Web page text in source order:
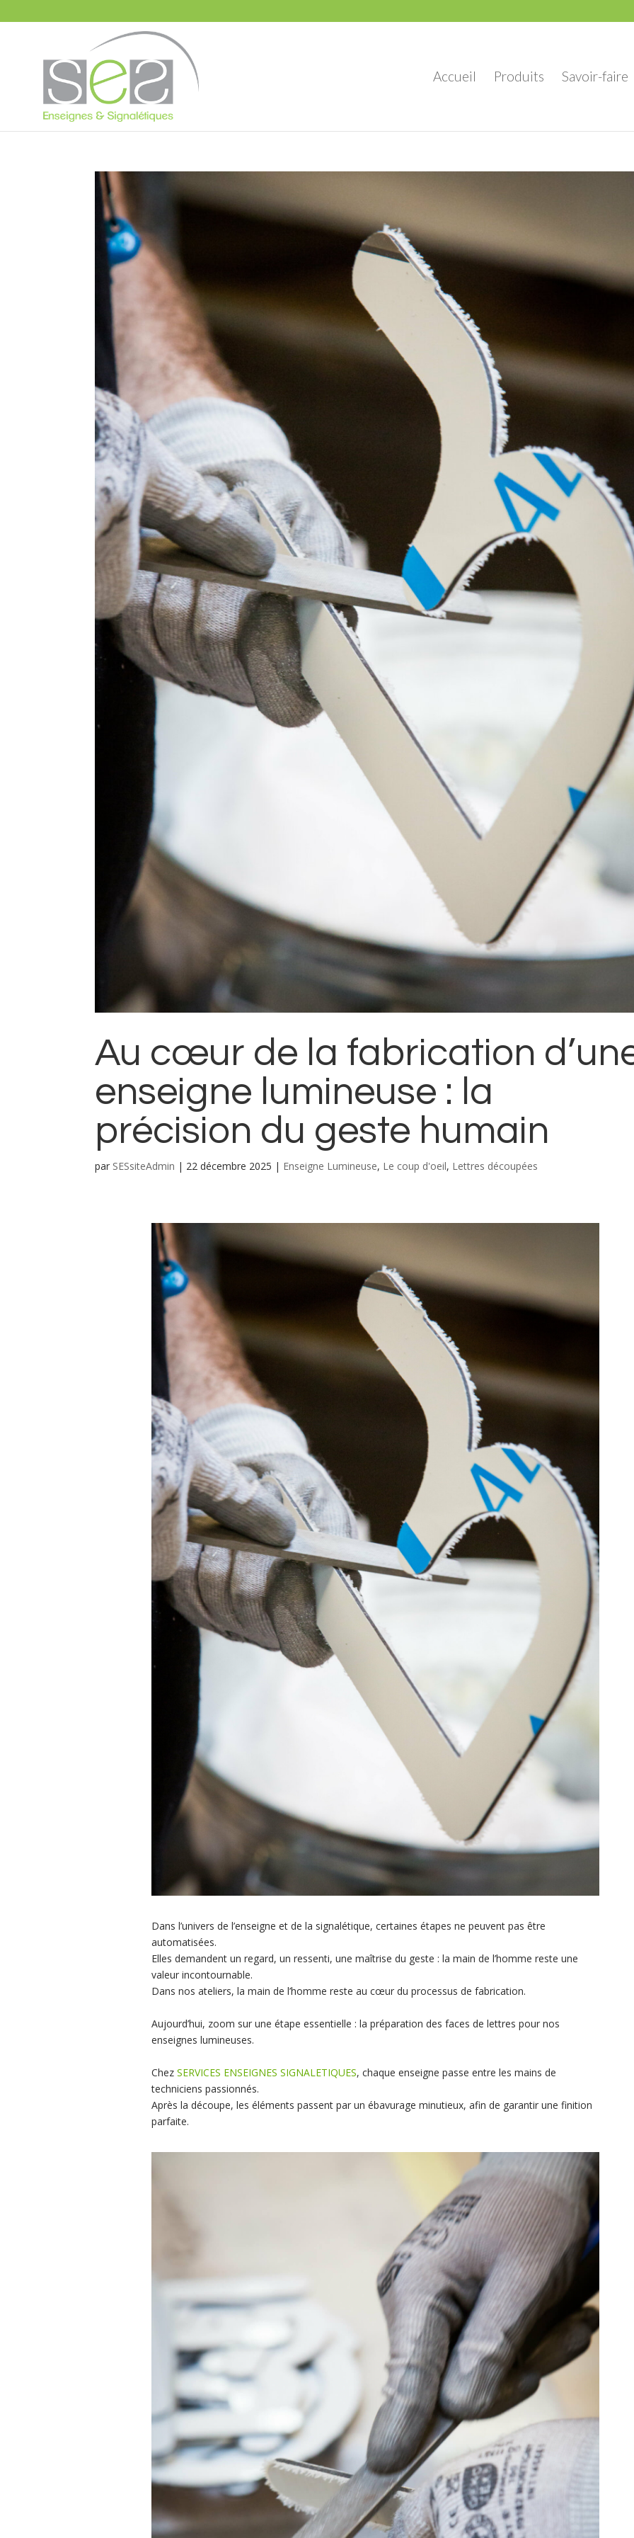
Accueil Produits Savoir-faire
Au cœur de la fabrication
enseigne lumineuse : la
précision du geste humain
par SESsiteAdmin | 22 décembre 2025 | Enseigne Lumineuse, Le coup d'oeil, Lettres découpées
Dans l’univers de l’enseigne et de la signalétique, certaines étapes ne peuvent pas être
automatisées.
Elles demandent un regard, un ressenti, une maîtrise du geste : la main de l’homme reste une
valeur incontournable.
Dans nos ateliers, la main de l’homme reste au cœur du processus de fabrication.
Aujourd’hui, zoom sur une étape essentielle : la préparation des faces de lettres pour nos
enseignes lumineuses.
Chez SERVICES ENSEIGNES SIGNALETIQUES, chaque enseigne passe entre les mains de
techniciens passionnés.
Après la découpe, les éléments passent par un ébavurage minutieux, afin de garantir une finition
parfaite.